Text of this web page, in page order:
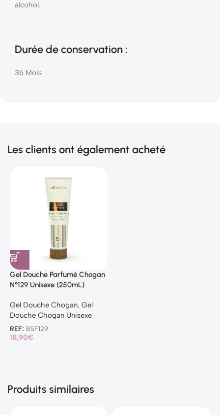
alcohol.
Durée de conservation :
36 Mois
Les clients ont également acheté
Gel Douche Parfumé Chogan
N°129 Unisexe (250mL)
Gel Douche Chogan, Gel
Douche Chogan Unisexe
REF: BSF129
18,90€
Produits similaires